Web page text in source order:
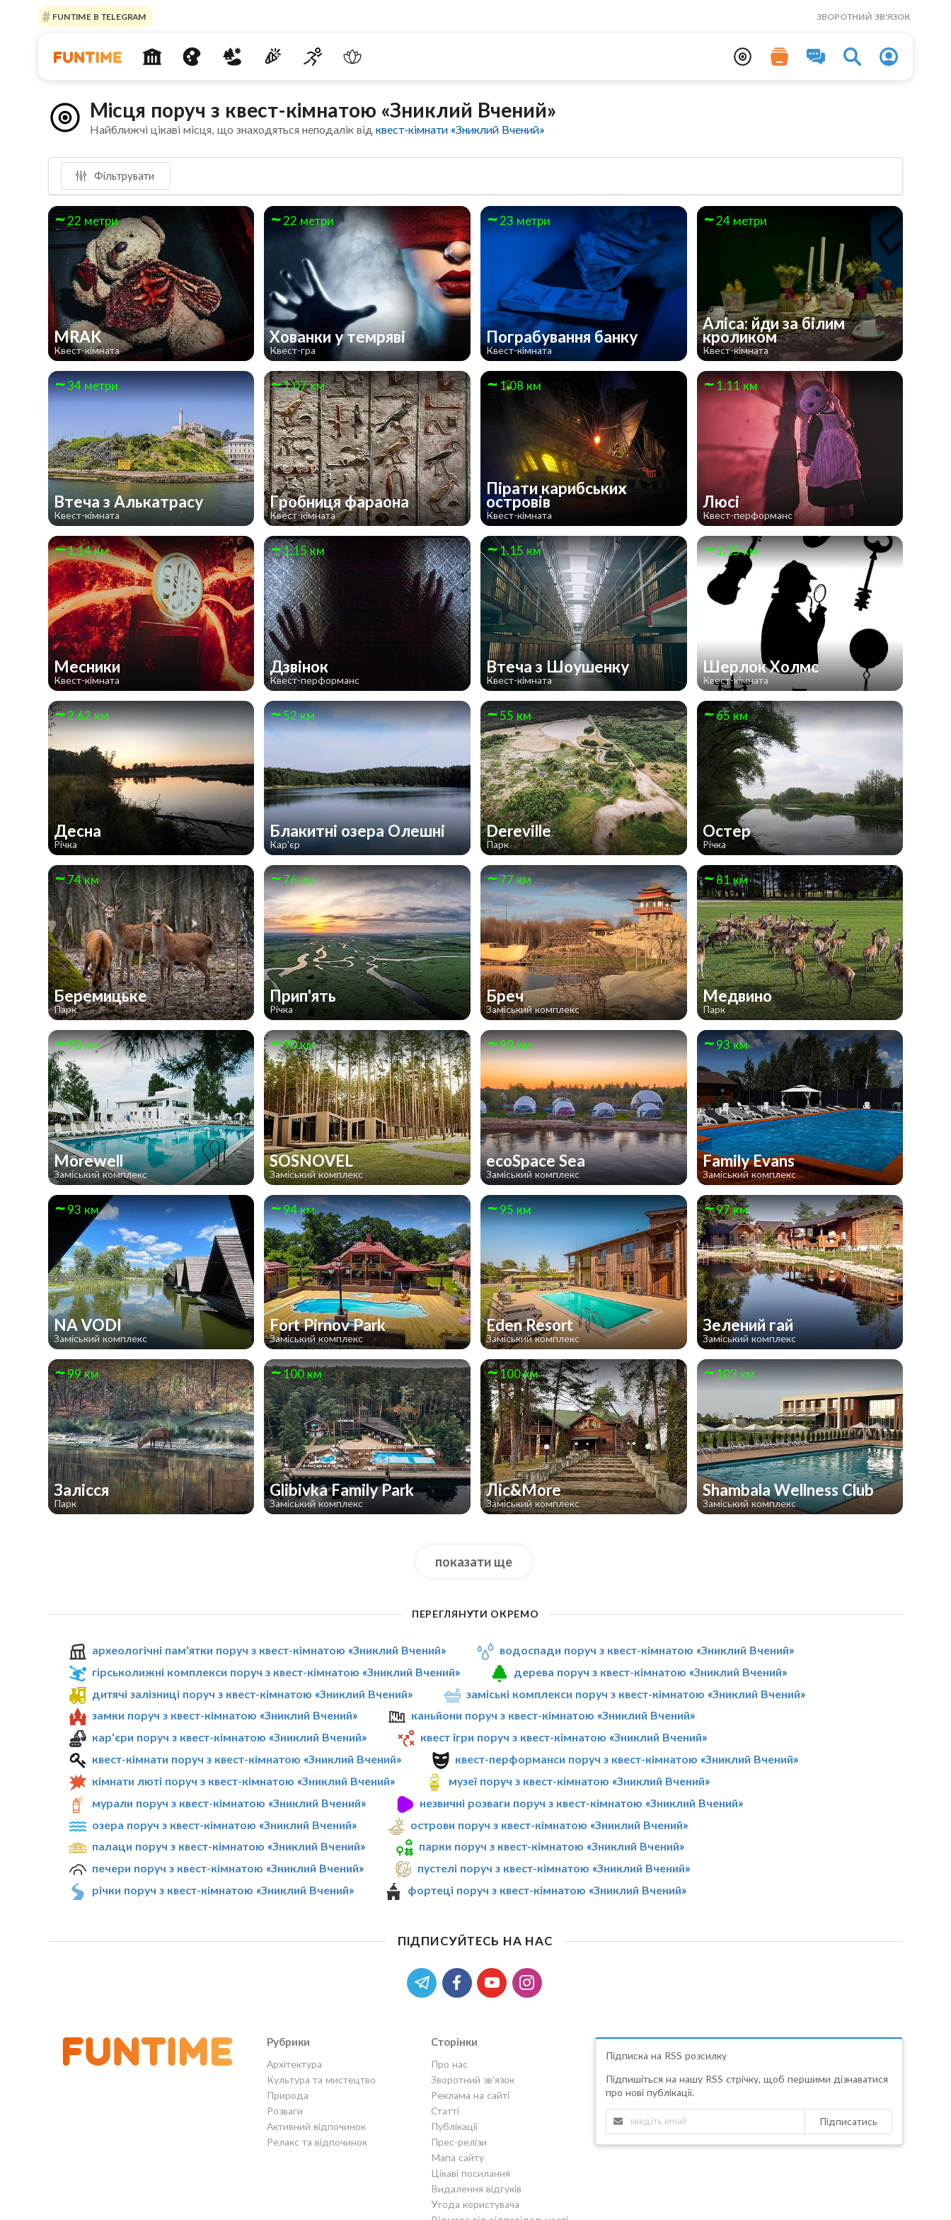
FUNTIME В TELEGRAM ЗВОРОТНИЙ ЗВ'ЯЗОК
Місця поруч з квест-кімнатою «Зниклий Вчений»
Найближчі цікаві місця, що знаходяться неподалік відквест-кімнати «Зниклий Вчений»
Фільтрувати
22 метри
MRAK
Квест-кімната
22 метри
Хованки у темряві
Квест-гра
23 метри
Пограбування банку
Квест-кімната
24 метри
Аліса: йди за білим
кроликом
Квест-кімната
34 метри
Втеча з Алькатрасу
Квест-кімната
1.07 км
Гробниця фараона
Квест-кімната
1.08 км
Пірати карибських
островів
Квест-кімната
1.11 км
Люсі
Квест-перформанс
1.14 км
Месники
Квест-кімната
1.15 км
Дзвінок
Квест-перформанс
1.15 км
Втеча з Шоушенку
Квест-кімната
1.15 км
Шерлок Холмс
Квест-кімната
2.62 км
Десна
Річка
52 км
Блакитні озера Олешні
Кар'єр
55 км
Dereville
Парк
65 км
Остер
Річка
74 км
Беремицьке
Парк
76 км
Прип'ять
Річка
77 км
Бреч
Заміський комплекс
81 км
Медвино
Парк
90 км
Morewell
Заміський комплекс
90 км
SOSNOVEL
Заміський комплекс
90 км
ecoSpace Sea
Заміський комплекс
93 км
Family Evans
Заміський комплекс
93 км
NA VODI
Заміський комплекс
94 км
Fort Pirnov Park
Заміський комплекс
95 км
Eden Resort
Заміський комплекс
97 км
Зелений гай
Заміський комплекс
99 км
Залісся
Парк
100 км
Glibivka Family Park
Заміський комплекс
100 км
Ліс&More
Заміський комплекс
103 км
Shambala Wellness Club
Заміський комплекс
показати ще
ПЕРЕГЛЯНУТИ ОКРЕМО
археологічні пам'ятки поруч з квест-кімнатою «Зниклий Вчений»
водоспади поруч з квест-кімнатою «Зниклий Вчений»
гірськолижні комплекси поруч з квест-кімнатою «Зниклий Вчений»
дерева поруч з квест-кімнатою «Зниклий Вчений»
дитячі залізниці поруч з квест-кімнатою «Зниклий Вчений»
заміські комплекси поруч з квест-кімнатою «Зниклий Вчений»
замки поруч з квест-кімнатою «Зниклий Вчений»
каньйони поруч з квест-кімнатою «Зниклий Вчений»
кар'єри поруч з квест-кімнатою «Зниклий Вчений»
квест ігри поруч з квест-кімнатою «Зниклий Вчений»
квест-кімнати поруч з квест-кімнатою «Зниклий Вчений»
квест-перформанси поруч з квест-кімнатою «Зниклий Вчений»
кімнати люті поруч з квест-кімнатою «Зниклий Вчений»
музеї поруч з квест-кімнатою «Зниклий Вчений»
мурали поруч з квест-кімнатою «Зниклий Вчений»
незвичні розваги поруч з квест-кімнатою «Зниклий Вчений»
озера поруч з квест-кімнатою «Зниклий Вчений»
острови поруч з квест-кімнатою «Зниклий Вчений»
палаци поруч з квест-кімнатою «Зниклий Вчений»
парки поруч з квест-кімнатою «Зниклий Вчений»
печери поруч з квест-кімнатою «Зниклий Вчений»
пустелі поруч з квест-кімнатою «Зниклий Вчений»
річки поруч з квест-кімнатою «Зниклий Вчений»
фортеці поруч з квест-кімнатою «Зниклий Вчений»
ПІДПИСУЙТЕСЬ НА НАС
Рубрики
Архітектура
Культура та мистецтво
Природа
Розваги
Активний відпочинок
Релакс та відпочинок
Сторінки
Про нас
Зворотний зв'язок
Реклама на сайті
Статті
Публікації
Прес-релізи
Мапа сайту
Цікаві посилання
Видалення відгуків
Угода користувача
Підписка на RSS розсилку
Підпишіться на нашу RSS стрічку, щоб першими дізнаватися
про нові публікації.
Підписатись